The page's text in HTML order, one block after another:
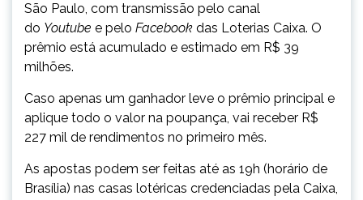
São Paulo, com transmissão pelo canal
do Youtube e pelo Facebook das Loterias Caixa. O
prêmio está acumulado e estimado em R$ 39
milhões.
Caso apenas um ganhador leve o prêmio principal e
aplique todo o valor na poupança, vai receber R$
227 mil de rendimentos no primeiro mês.
As apostas podem ser feitas até as 19h (horário de
Brasília) nas casas lotéricas credenciadas pela Caixa,